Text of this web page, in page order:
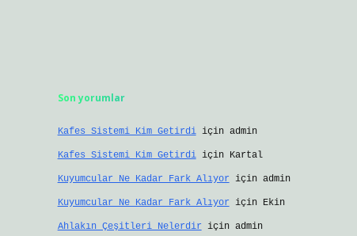
Son yorumlar
Kafes Sistemi Kim Getirdiiçin admin
Kafes Sistemi Kim Getirdiiçin Kartal
Kuyumcular Ne Kadar Fark Alıyor için admin
Kuyumcular Ne Kadar Fark Alıyor için Ekin
Ahlakın Çeşitleri Nelerdir için admin